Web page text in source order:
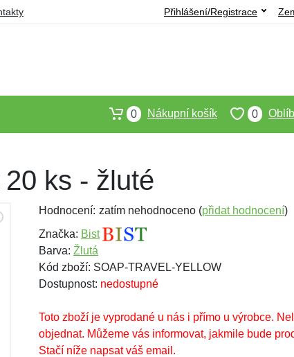
Přihlášení/Registrace
0
0 Nákupní košík
ks - žluté
Hodnocení: zatím nehodnoceno (přidat hodnocení)
Značka: Bist
Barva: Žlutá
Kód zboží: SOAP-TRAVEL-YELLOW
Dostupnost: nedostupné
Toto zboží je vyprodané u nás i přímo u výrobce.
objednat. Můžeme vás informovat, jakmile bude
Stačí níže napsat váš email.